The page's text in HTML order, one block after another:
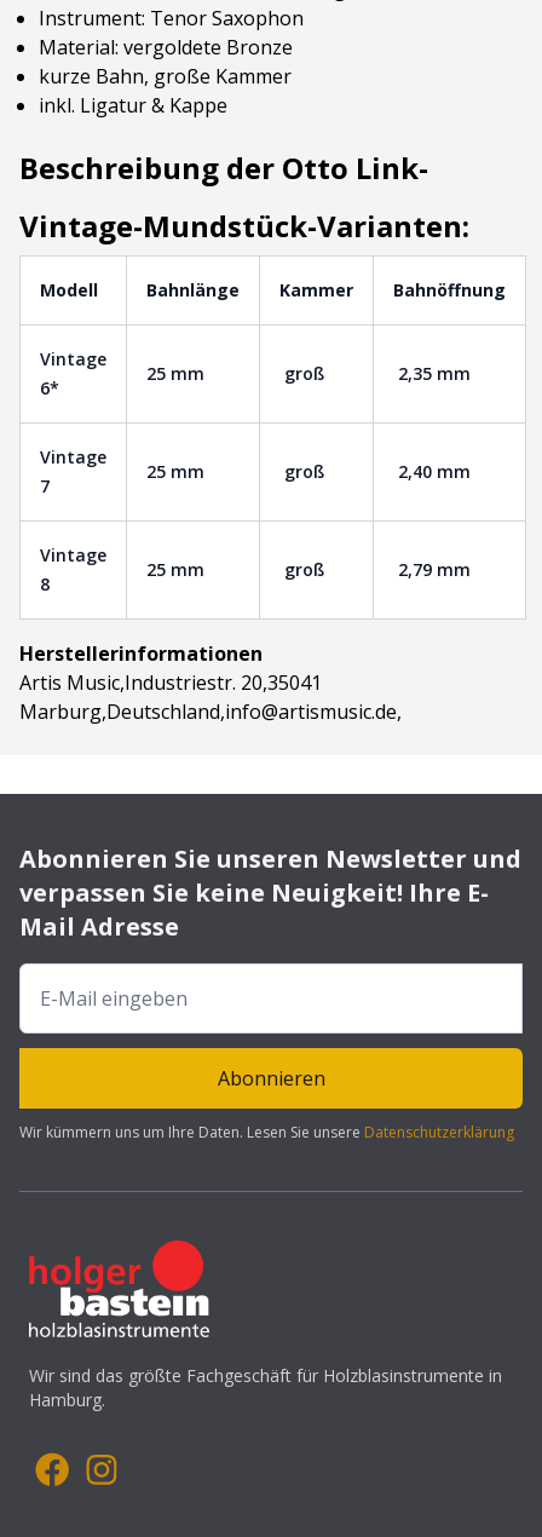
Instrument: Tenor Saxophon
Material: vergoldete Bronze
kurze Bahn, große Kammer
inkl. Ligatur & Kappe
Beschreibung der Otto Link-
Vintage-Mundstück-Varianten:
Modell Bahnlänge Kammer Bahnöffnung
Vintage
6*
25 mm groß 2,35 mm
Vintage
7
25 mm groß 2,40 mm
Vintage
8
25 mm groß 2,79 mm
Herstellerinformationen
Artis Music,Industriestr. 20,35041
Marburg,Deutschland,info@artismusic.de,
Abonnieren Sie unseren Newsletter und
verpassen Sie keine Neuigkeit! Ihre E-
Mail Adresse
Abonnieren
Wir kümmern uns um Ihre Daten. Lesen Sie unsere Datenschutzerklärung
Wir sind das größte Fachgeschäft für Holzblasinstrumente in
Hamburg.